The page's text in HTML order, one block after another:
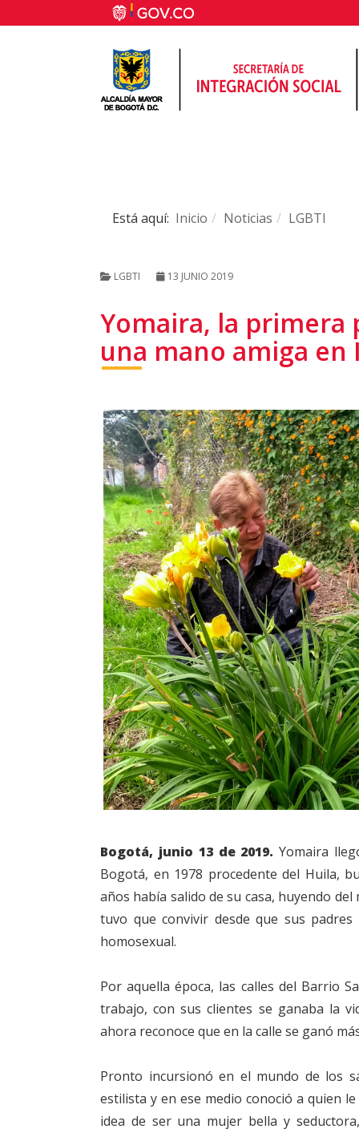
Está aquí: Inicio Noticias LGBTI
LGBTI 13 JUNIO 2019
Yomaira, la primera
una mano amiga en
Bogotá, junio 13 de 2019. Yomaira
Bogotá, en 1978 procedente del Huila,
años había salido de su casa, huyendo
tuvo que convivir desde que sus
homosexual.
Por aquella época, las calles del Barrio
trabajo, con sus clientes se ganaba la
ahora reconoce que en la calle se ganó
Pronto incursionó en el mundo de los
estilista y en ese medio conoció a quien
idea de ser una mujer bella y